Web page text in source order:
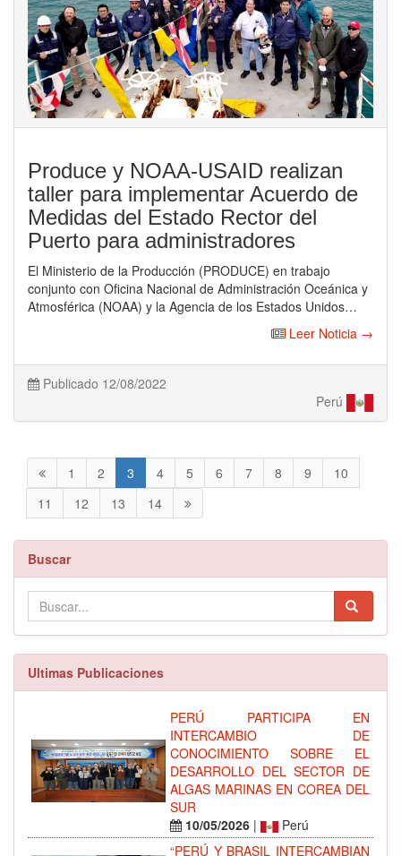
Produce y NOAA-USAID realizan
taller para implementar Acuerdo de
Medidas del Estado Rector del
Puerto para administradores
El Ministerio de la Producción (PRODUCE) en trabajo
conjunto con Oficina Nacional de Administración Oceánica y
Atmosférica (NOAA) y la Agencia de los Estados Unidos…
Leer Noticia →
Publicado 12/08/2022
Perú
1 2 3 4 5 6 7 8 9
10
11
12 13 14
Buscar
Ultimas Publicaciones
PERÚ PARTICIPA EN
INTERCAMBIO DE
CONOCIMIENTO SOBRE EL
DESARROLLO DEL SECTOR DE
ALGAS MARINAS EN COREA DEL
SUR
10/05/2026 |
Perú
“PERÚ Y BRASIL INTERCAMBIAN